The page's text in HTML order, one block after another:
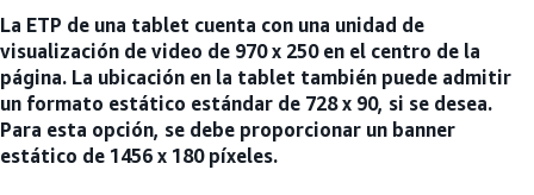
La ETP de una tablet cuenta con una unidad de
visualización de video de 970 x 250 en el centro de la
página. La ubicación en la tablet también puede admitir
un formato estático estándar de 728 x 90, si se desea.
Para esta opción, se debe proporcionar un banner
estático de 1456 x 180 píxeles.